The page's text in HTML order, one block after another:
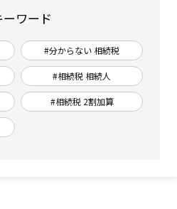
ワード
#分からない 相続税
#相続税 相続人
#相続税 2割加算